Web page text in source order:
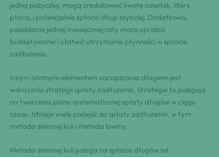
jedną pożyczkę, mogą zredukować kwotę odsetek, które
płacą, i potencjalnie spłacić długi szybciej. Dodatkowo,
posiadanie jednej miesięcznej raty może uprościć
budżetowanie i ułatwić utrzymanie płynności w spłacie
zadłużenia.
Innym istotnym elementem zarządzania długiem jest
wdrażanie strategii spłaty zadłużenia. Strategie te polegają
na tworzeniu planu systematicznej spłaty długów w ciągu
czasu. Istnieje wiele podejść do spłaty zadłużenia, w tym
metoda śnieżnej kuli i metoda lawiny.
Metoda śnieżnej kuli polega na spłacie długów od